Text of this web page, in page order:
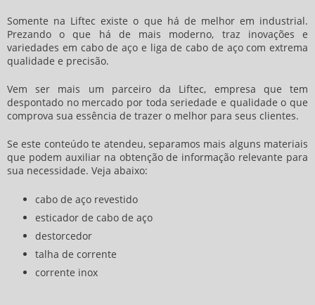
Somente na Liftec existe o que há de melhor em industrial.
Prezando o que há de mais moderno, traz inovações e
variedades em cabo de aço e liga de cabo de aço com extrema
qualidade e precisão.
Vem ser mais um parceiro da Liftec, empresa que tem
despontado no mercado por toda seriedade e qualidade o que
comprova sua essência de trazer o melhor para seus clientes.
Se este conteúdo te atendeu, separamos mais alguns materiais
que podem auxiliar na obtenção de informação relevante para
sua necessidade. Veja abaixo:
cabo de aço revestido
esticador de cabo de aço
destorcedor
talha de corrente
corrente inox